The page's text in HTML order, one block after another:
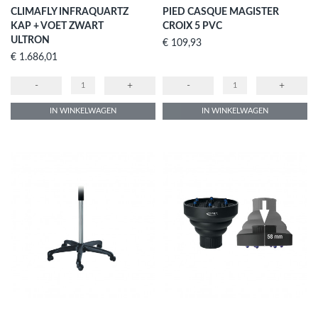
CLIMAFLY INFRAQUARTZ
KAP + VOET ZWART
ULTRON
Prijs
€ 1.686,01
- +
IN WINKELWAGEN
PIED CASQUE MAGISTER
CROIX 5 PVC
Prijs
€ 109,93
- +
IN WINKELWAGEN